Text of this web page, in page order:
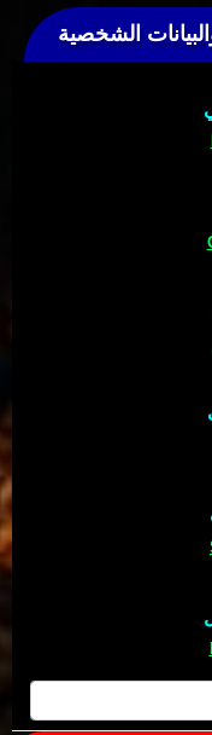
الشخصية